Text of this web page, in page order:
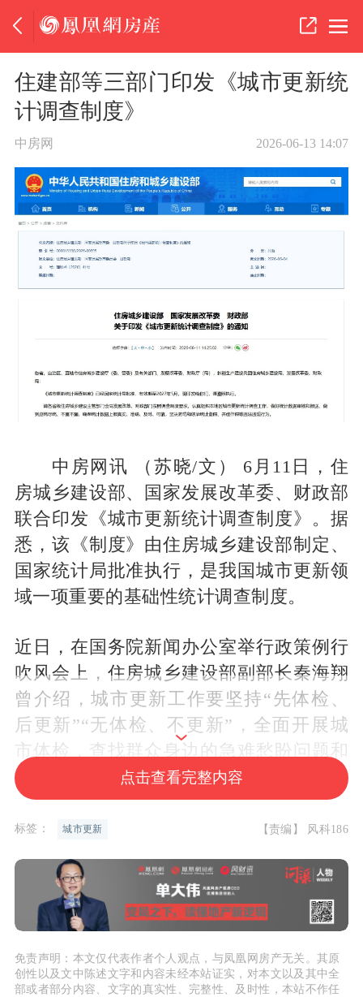
住建部等三部门印发《城市更新统
计调查制度》
中房网 2026-06-13 14:07
中房网讯 （苏晓/文） 6月11日，住
房城乡建设部、国家发展改革委、财政部
联合印发《城市更新统计调查制度》。据
悉，该《制度》由住房城乡建设部制定、
国家统计局批准执行，是我国城市更新领
域一项重要的基础性统计调查制度。
近日，在国务院新闻办公室举行政策例行
吹风会上，住房城乡建设部副部长秦海翔
曾介绍，城市更新工作要坚持“先体检、
后更新”“无体检、不更新”，全面开展城
市体检，查找群众身边的急难愁盼问题和
影响城市竞争力、承载力和可持续发展的
短板弱项。根据体检结果，科学编制城市
更新专项规划，建立城市更新项目库，完
善“专项规划-片区策划-项目实施方案”的
规划实施体系，精准推进项目落地实施。
同时，还将建立城市更新统计调查制度，
及时了解各地实施的进展和工作成效。
此次《城市更新统计调查制度》的出台，
点击查看完整内容
标签： 城市更新 【责编】 风科186
免责声明：本文仅代表作者个人观点，与凤凰网房产无关。其原
创性以及文中陈述文字和内容未经本站证实，对本文以及其中全
部或者部分内容、文字的真实性、完整性、及时性，本站不作任